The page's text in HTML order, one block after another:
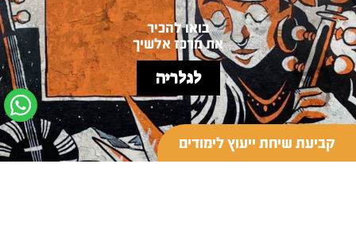
בואו להכיר
את מרכז אלשיך
לגלריה
קביעת שיחת ייעוץ לימודים